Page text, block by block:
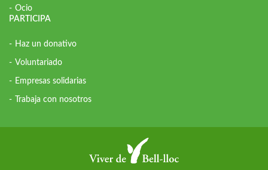
Ocio
PARTICIPA
Haz un donativo
Voluntariado
Empresas solidarias
Trabaja con nosotros